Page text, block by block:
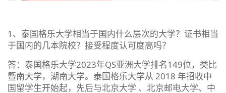
1、泰国格乐大学相当于国内什么层次的大学？证书相当
于国内的几本院校？接受程度认可度高吗？
答：泰国格乐大学2023年QS亚洲大学排名149位，类比
暨南大学，湖南大学。泰国格乐大学从 2018 年招收中
国留学生开始起，先后与北京大学 、北京邮电大学、中